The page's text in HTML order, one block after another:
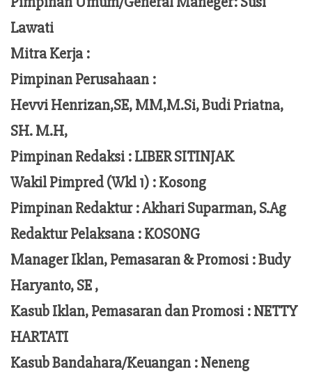
Lawati
Mitra Kerja :
Pimpinan Perusahaan :
Hevvi Henrizan,SE, MM,M.Si,Budi Priatna,
SH. M.H,
Pimpinan Redaksi :LIBER SITINJAK
Wakil Pimpred (Wkl 1) : Kosong
Pimpinan Redaktur :Akhari Suparman, S.Ag
Redaktur Pelaksana :KOSONG
Manager Iklan, Pemasaran & Promosi :Budy
Haryanto, SE ,
Kasub Iklan, Pemasaran dan Promosi :NETTY
HARTATI
Kasub Bandahara/Keuangan :Neneng